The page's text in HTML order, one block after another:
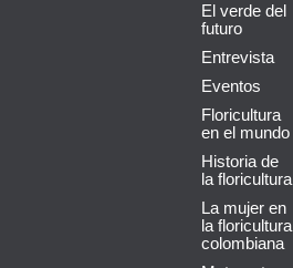
El verde del
futuro
Entrevista
Eventos
Floricultura
en el mundo
Historia de
la floricultura
La mujer en
la floricultura
colombiana